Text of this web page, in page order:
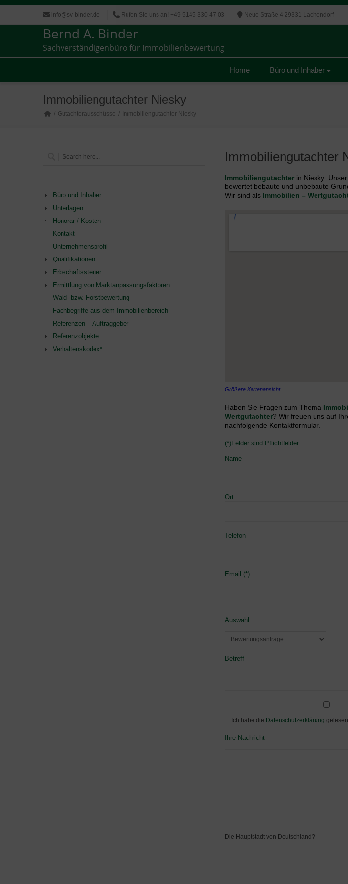
info@sv-binder.de Rufen Sie uns an! +49 5145 330 47 03 Neue Straße 4 29331 Lachendorf
Bernd A. Binder
Sachverständigenbüro für Immobilienbewertung
Home Büro und Inhaber
Immobiliengutachter Niesky
Gutachterausschüsse Immobiliengutachter Niesky
Immobiliengutachter
Immobiliengutachter in Niesky: Unser
bewertet bebaute und unbebaute
Wir sind als Immobilien –
Größere Kartenansicht
Haben Sie Fragen zum Thema
Wertgutachter? Wir freuen uns auf
nachfolgende Kontaktformular.
(*)Felder sind Pflichtfelder
Name
Ort
Telefon
Email (*)
Auswahl
Betreff
Ich habe die Datenschutzerklärung
Ihre Nachricht
Die Hauptstadt von Deutschland?
Büro und Inhaber
Unterlagen
Honorar / Kosten
Kontakt
Unternehmensprofil
Qualifikationen
Erbschaftssteuer
Ermittlung von Marktanpassungsfaktoren
Wald- bzw. Forstbewertung
Fachbegriffe aus dem Immobilienbereich
Referenzen – Auftraggeber
Referenzobjekte
Verhaltenskodex*